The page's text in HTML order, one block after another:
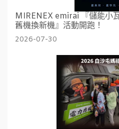
MIRENEX emirai 『儲能小
舊機換新機』活動開跑！
2026-07-30